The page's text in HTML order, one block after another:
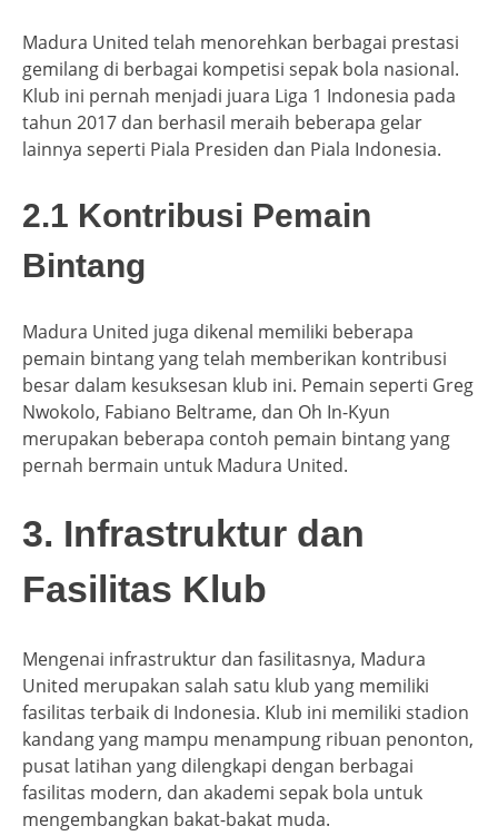
Madura United telah menorehkan berbagai prestasi
gemilang di berbagai kompetisi sepak bola nasional.
Klub ini pernah menjadi juara Liga 1 Indonesia pada
tahun 2017 dan berhasil meraih beberapa gelar
lainnya seperti Piala Presiden dan Piala Indonesia.
2.1 Kontribusi Pemain
Bintang
Madura United juga dikenal memiliki beberapa
pemain bintang yang telah memberikan kontribusi
besar dalam kesuksesan klub ini. Pemain seperti Greg
Nwokolo, Fabiano Beltrame, dan Oh In-Kyun
merupakan beberapa contoh pemain bintang yang
pernah bermain untuk Madura United.
3. Infrastruktur dan
Fasilitas Klub
Mengenai infrastruktur dan fasilitasnya, Madura
United merupakan salah satu klub yang memiliki
fasilitas terbaik di Indonesia. Klub ini memiliki stadion
kandang yang mampu menampung ribuan penonton,
pusat latihan yang dilengkapi dengan berbagai
fasilitas modern, dan akademi sepak bola untuk
mengembangkan bakat-bakat muda.